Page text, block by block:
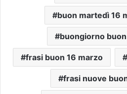
buon martedì 16
buongiorno
frasi buon 16 marzo
frasi nuove